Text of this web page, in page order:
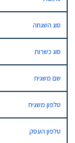
סוג השגחה
סוג כשרות
שם משגיח
טלפון משגיח
טלפון העסק